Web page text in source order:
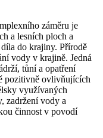
záměru je
a lesních ploch a
do krajiny. Přírodě
vody v krajině. Jedná
tůní a opatření
pozitivně ovlivňujících
využívaných
zadržení vody a
činnost v povodí